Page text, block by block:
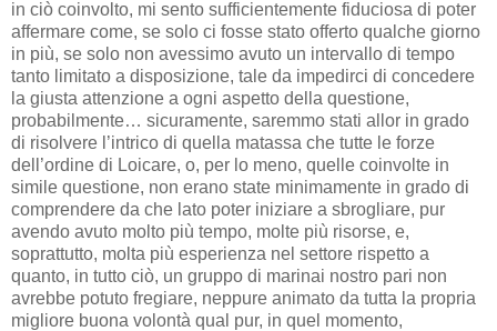
in ciò coinvolto, mi sento sufficientemente fiduciosa di poter
affermare come, se solo ci fosse stato offerto qualche giorno
in più, se solo non avessimo avuto un intervallo di tempo
tanto limitato a disposizione, tale da impedirci di concedere
la giusta attenzione a ogni aspetto della questione,
probabilmente… sicuramente, saremmo stati allor in grado
di risolvere l’intrico di quella matassa che tutte le forze
dell’ordine di Loicare, o, per lo meno, quelle coinvolte in
simile questione, non erano state minimamente in grado di
comprendere da che lato poter iniziare a sbrogliare, pur
avendo avuto molto più tempo, molte più risorse, e,
soprattutto, molta più esperienza nel settore rispetto a
quanto, in tutto ciò, un gruppo di marinai nostro pari non
avrebbe potuto fregiare, neppure animato da tutta la propria
migliore buona volontà qual pur, in quel momento,